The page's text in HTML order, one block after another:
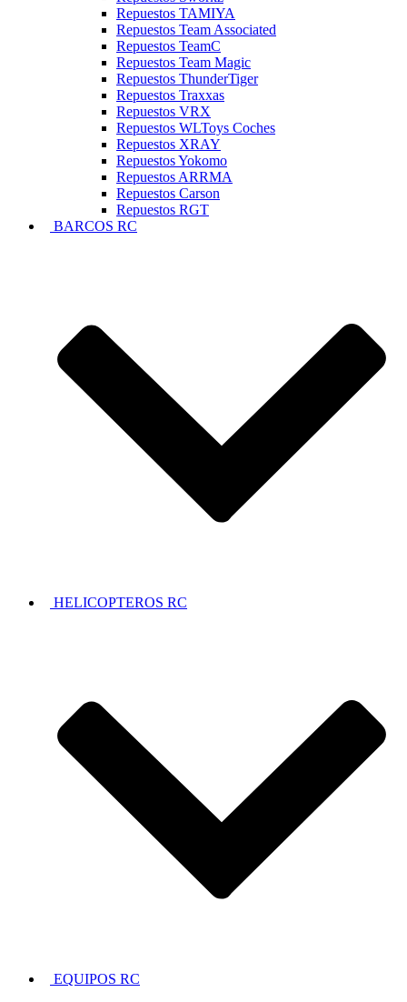
Repuestos TAMIYA
Repuestos Team Associated
Repuestos TeamC
Repuestos Team Magic
Repuestos ThunderTiger
Repuestos Traxxas
Repuestos VRX
Repuestos WLToys Coches
Repuestos XRAY
Repuestos Yokomo
Repuestos ARRMA
Repuestos Carson
Repuestos RGT
BARCOS RC
HELICOPTEROS RC
EQUIPOS RC